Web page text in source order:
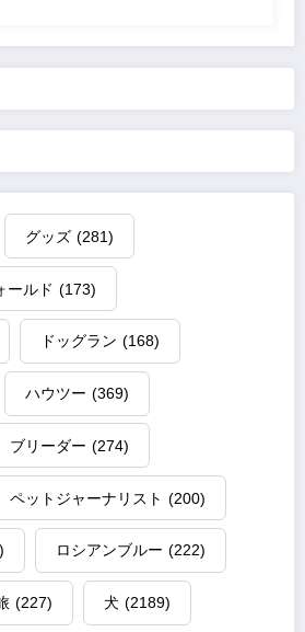
グッズ (281)
ールド (173)
ドッグラン (168)
ハウツー (369)
ブリーダー (274)
ペットジャーナリスト (200)
ロシアンブルー (222)
(227) 犬 (2189)